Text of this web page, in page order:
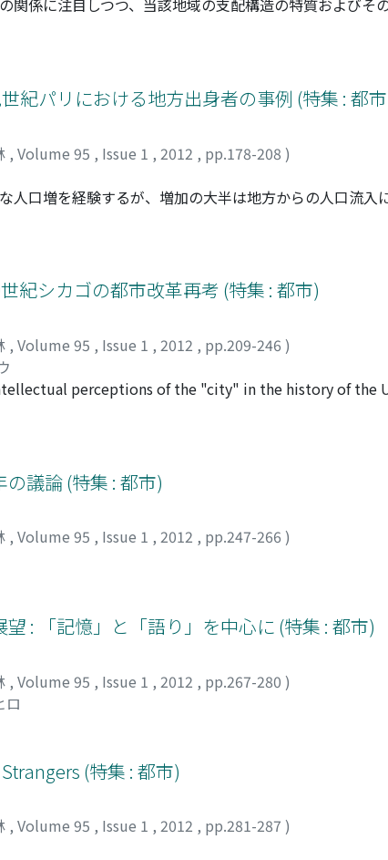
係に注目しつつ、当該地域の支配構造の特質およびその
は西国有事に備える軍事拠点として位置づけられ、こ
紀初頭に幕府が従来の軍事戦略を転換させ上方の位置づ
当該地域を含めて全国支配の再編が行われることになっ
点として全国各地で定着していき、また上方では幕府の
二元的支配が展開することになった。
紀パリにおける地方出身者の事例 (特集 : 都
, Volume 95 , Issue 1 , 2012 , pp.178-208 )
口増を経験するが、増加の大半は地方からの人口流入
で、フランスは一九世紀を通じて言語的・文化的な多
測ることは、容易ではない。本稿では、この問題に対
教座は地方出身者の処遇や特性に注意を払っていなか
者の扶助を活動の中心にしていたことが判明した。これ
、彼らの特性がさして意識されなかったかの、二通り
紀シカゴの都市改革再考 (特集 : 都市)
, Volume 95 , Issue 1 , 2012 , pp.209-246 )
perceptions of the "city" in the history of the
early twentieth-century Chicago, I try to elucidate the
that is, the origin of the current civic image as
or a space with many boundaries defined by class,
of the twentieth-century urban history in the
this article approaches the historical perception
in the following three intellectual trends: (1)
Plan, a city planning movement, and (3) the
represent a new trend of environmentalism. Their
differed from the separate-sphere ideology of the
reformers' endeavors to bridge different groups
I argue, however, the new positive environmentalism
with the contemporary exclusion of ethno-racial
urban environment as a social issue, their
and healthful physical conditions were indispensable to
a social mechanism to stigmatize the poverty
of contagion and alienated them from civic life.
circles was another source of "city consciousness"
landscape and park system helped Chicagoans
public relations activities led by Walter Moody, a sales
議論 (特集 : 都市)
, Volume 95 , Issue 1 , 2012 , pp.247-266 )
: 「記憶」と「語り」を中心に (特集 : 都市)
, Volume 95 , Issue 1 , 2012 , pp.267-280 )
ロ
(特集 : 都市)
, Volume 95 , Issue 1 , 2012 , pp.281-287 )